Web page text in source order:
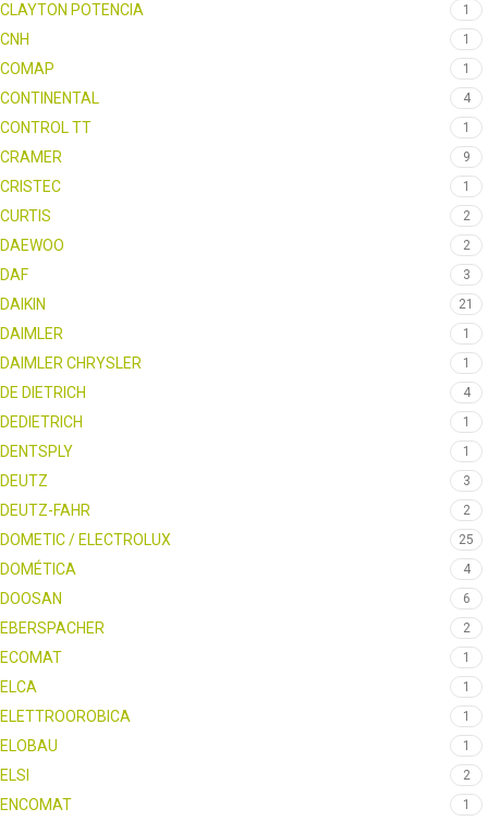
CLAYTON POTENCIA 1
CNH 1
COMAP 1
CONTINENTAL 4
CONTROL TT 1
CRAMER 9
CRISTEC 1
CURTIS 2
DAEWOO 2
DAF 3
DAIKIN 21
DAIMLER 1
DAIMLER CHRYSLER 1
DE DIETRICH 4
DEDIETRICH 1
DENTSPLY 1
DEUTZ 3
DEUTZ-FAHR 2
DOMETIC / ELECTROLUX 25
DOMÉTICA 4
DOOSAN 6
EBERSPACHER 2
ECOMAT 1
ELCA 1
ELETTROOROBICA 1
ELOBAU 1
ELSI 2
ENCOMAT 1